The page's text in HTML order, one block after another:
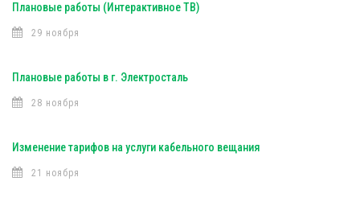
Плановые работы (Интерактивное ТВ)
29 ноября
Плановые работы в г. Электросталь
28 ноября
Изменение тарифов на услуги кабельного вещания
21 ноября